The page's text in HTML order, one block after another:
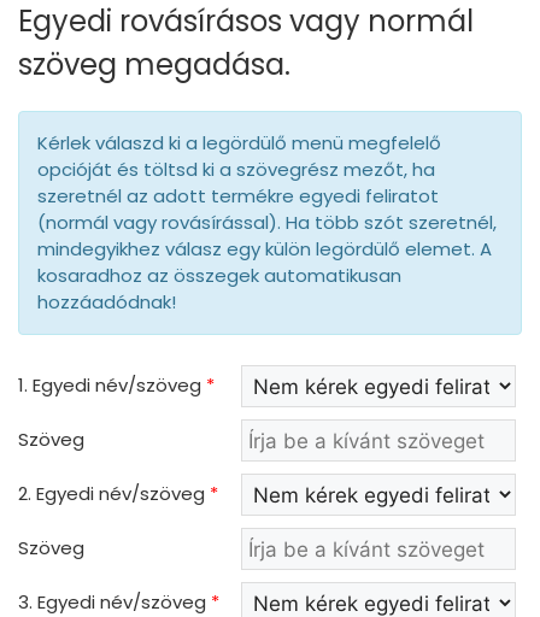
Egyedi rovásírásos vagy normál
szöveg megadása.
Kérlek válaszd ki a legördülő menü megfelelő
opcióját és töltsd ki a szövegrész mezőt, ha
szeretnél az adott termékre egyedi feliratot
(normál vagy rovásírással). Ha több szót szeretnél,
mindegyikhez válasz egy külön legördülő elemet. A
kosaradhoz az összegek automatikusan
hozzáadódnak!
1. Egyedi név/szöveg *
Szöveg
2. Egyedi név/szöveg *
Szöveg
3. Egyedi név/szöveg *